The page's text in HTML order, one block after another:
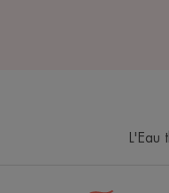
L'Eau